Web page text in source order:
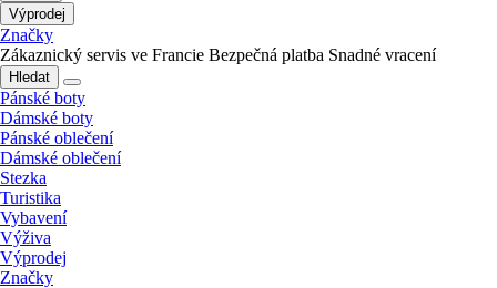
Výprodej
Značky
Zákaznický servis ve Francie Bezpečná platba Snadné vracení
Hledat
Pánské boty
Dámské boty
Pánské oblečení
Dámské oblečení
Stezka
Turistika
Vybavení
Výživa
Výprodej
Značky